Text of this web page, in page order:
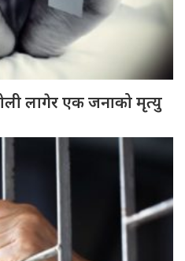
लागेर एक जनाको मृत्यु